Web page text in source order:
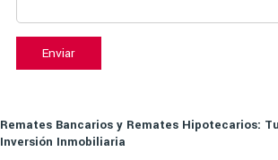
Enviar
Remates Bancarios y Remates Hipotecarios:
Inversión Inmobiliaria